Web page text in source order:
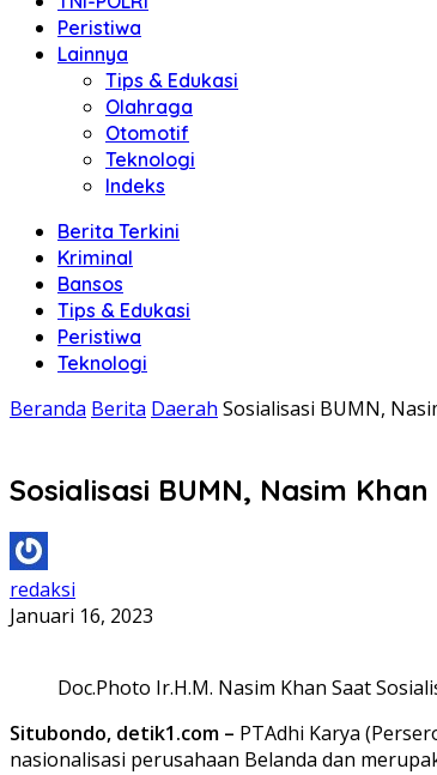
Peristiwa
Lainnya
Tips & Edukasi
Olahraga
Otomotif
Teknologi
Indeks
Berita Terkini
Kriminal
Bansos
Tips & Edukasi
Peristiwa
Teknologi
Beranda Berita Daerah Sosialisasi BUMN,
Sosialisasi BUMN, Nasim
redaksi
Januari 16, 2023
Doc.Photo Ir.H.M. Nasim Khan Saat
Situbondo, detik1.com – PTAdhi Karya
nasionalisasi perusahaan Belanda dan